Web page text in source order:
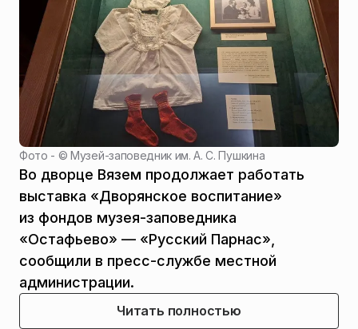
Фото - ©Музей-заповедник им. А. С. Пушкина
Во дворце Вязем продолжает работать
выставка «Дворянское воспитание»
из фондов музея-заповедника
«Остафьево» — «Русский Парнас»,
сообщили в пресс-службе местной
администрации.
Читать полностью